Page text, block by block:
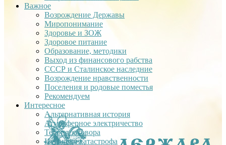
Важное
Возрождение Державы
Миропонимание
Здоровье и ЗОЖ
Здоровое питание
Образование, методики
Выход из финансового рабства
СССР и Сталинское наследние
Возрождение нравственности
Поселения и родовые поместья
Рекомендуем
Интересное
Альтернативная история
Атмосферное электричество
Теория заговора
Недавняя катастрофа